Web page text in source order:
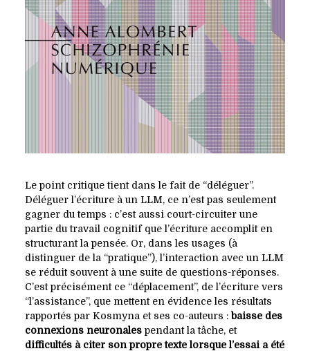
Le point critique tient dans le fait de “déléguer”.
Déléguer l’écriture à un LLM, ce n’est pas seulement
gagner du temps : c’est aussi court-circuiter une
partie du travail cognitif que l’écriture accomplit en
structurant la pensée. Or, dans les usages (à
distinguer de la “pratique”), l’interaction avec un LLM
se réduit souvent à une suite de questions-réponses.
C’est précisément ce “déplacement”, de l’écriture vers
“l’assistance”, que mettent en évidence les résultats
rapportés par Kosmyna et ses co-auteurs : baisse des
connexions neuronalespendant la tâche, et
difficultés à citer son propre texte lorsque l’essai a été